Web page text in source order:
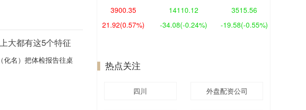
大都有这5个特征
化名）把体检报告往桌
3900.35
21.92(0.57%)
14110.12
-34.08(-0.24%)
3515.56
-19.58(-0.55%)
热点关注
四川 外盘配资公司